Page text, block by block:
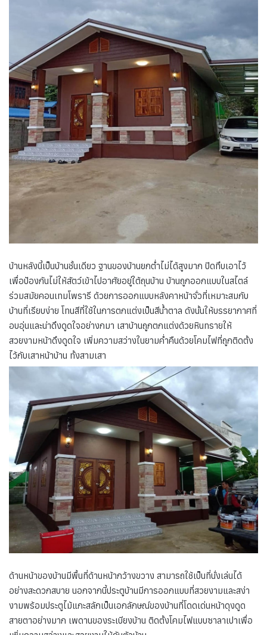
บ้านหลังนี้เป็นบ้านชั้นเดียว ฐานของบ้านยกต่ำไม่ได้สูงมาก ปิดทึบเอาไว้
เพื่อป้องกันไม่ให้สัตว์เข้าไปอาศัยอยู่ใต้ถุนบ้าน บ้านถูกออกแบบในสไตล์
ร่วมสมัยคอนเทมโพรารี ด้วยการออกแบบหลังคาหน้าจั่วที่เหมาะสมกับ
บ้านที่เรียบง่าย โทนสีที่ใช้ในการตกแต่งเป็นสีน้ำตาล ดังนั้นให้บรรยากาศที่
อบอุ่นและน่าดึงดูดใจอย่างกมา เสาบ้านถูกตกแต่งด้วยหินทรายให้
สวยงามหน้าดึงดูดใจ เพิ่มความสว่างในยามค่ำคืนด้วยโคมไฟที่ถูกติดตั้ง
ไว้กับเสาหน้าบ้าน ทั้งสามเสา
ด้านหน้าของบ้านมีพื้นที่ด้านหน้ากว้างขวาง สามารถใช้เป็นที่นั่งเล่นได้
อย่างสะดวกสบาย นอกจากนี้ประตูบ้านมีการออกแบบที่สวยงามและสง่า
งามพร้อมประตูไม้แกะสลักเป็นเอกลักษณ์ของบ้านที่โดดเด่นหน้าดุงดูด
สายตาอย่างมาก เพดานของระเบียงบ้าน ติดตั้งโคมไฟแบบซาลาเปาเพื่อ